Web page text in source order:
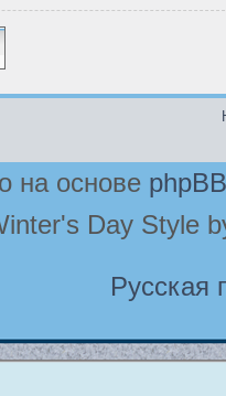
на основе phpBB
Day Style
Русская